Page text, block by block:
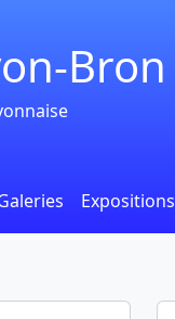
Bron
Expositions